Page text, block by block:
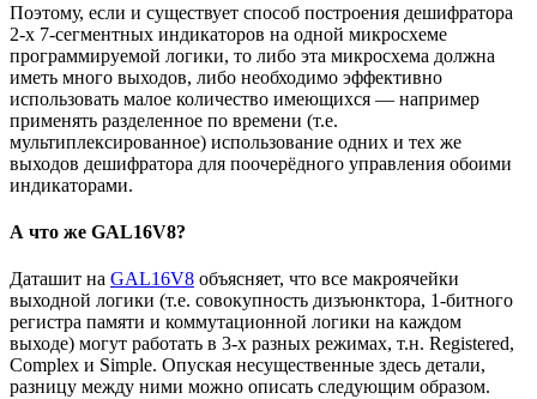
Поэтому, если и существует способ построения дешифратора
2-х 7-сегментных индикаторов на одной микросхеме
программируемой логики, то либо эта микросхема должна
иметь много выходов, либо необходимо эффективно
использовать малое количество имеющихся — например
применять разделенное по времени (т.е.
мультиплексированное) использование одних и тех же
выходов дешифратора для поочерёдного управления обоими
индикаторами.
А что же GAL16V8?
Даташит на GAL16V8 объясняет, что все макроячейки
выходной логики (т.е. совокупность дизъюнктора, 1-битного
регистра памяти и коммутационной логики на каждом
выходе) могут работать в 3-х разных режимах, т.н. Registered,
Complex и Simple. Опуская несущественные здесь детали,
разницу между ними можно описать следующим образом.